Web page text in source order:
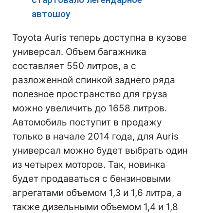
автошоу
Toyota Auris теперь доступна в кузове
универсал. Объем багажника
составляет 550 литров, а с
разложенной спинкой заднего ряда
полезное пространство для груза
можно увеличить до 1658 литров.
Автомобиль поступит в продажу
только в начале 2014 года, для Auris
универсал можно будет выбрать один
из четырех моторов. Так, новинка
будет продаваться с бензиновыми
агрегатами объемом 1,3 и 1,6 литра, а
также дизельными объемом 1,4 и 1,8